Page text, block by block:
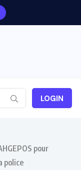
LOGIN
pour
police